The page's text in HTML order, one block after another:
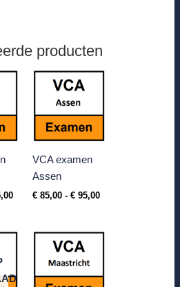
producten
Prijsklasse:
VCA examen
Assen
€ 85,00 - € 95,00
Prijsklasse:
Prijsklasse: